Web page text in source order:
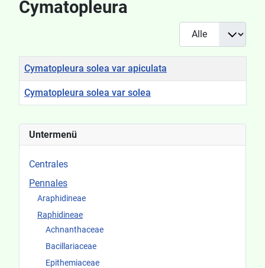
Untermenü
Centrales
Pennales
Araphidineae
Raphidineae
Achnanthaceae
Bacillariaceae
Epithemiaceae
Cymatopleura
Anzeige #
Titel
Cymatopleura solea var apiculata
Cymatopleura solea var solea